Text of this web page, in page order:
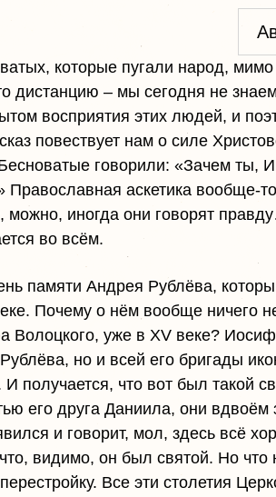
которые пугали народ,
дистанцию – мы сегодня не
восприятия этих людей, и
повествует нам о силе
говорили: «Зачем
Православная аскетика вообще-
можно, иногда они говорят
во всём.
памяти Андрея Рублёва,
Почему о нём вообще ничего
Волоцкого, уже в XV веке?
но и всей его бригады
получается, что вот был такой
его друга Даниила, они
и говорит, мол, здесь всё
видимо, он был святой. Но
Все эти столетия